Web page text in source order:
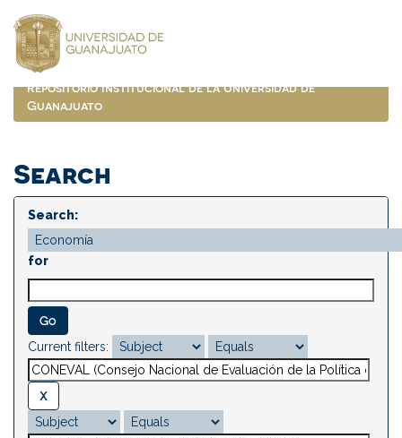
navigation
Repositorio Institucional de la Universidad de
Guanajuato
Search
Search:
for
Current filters: